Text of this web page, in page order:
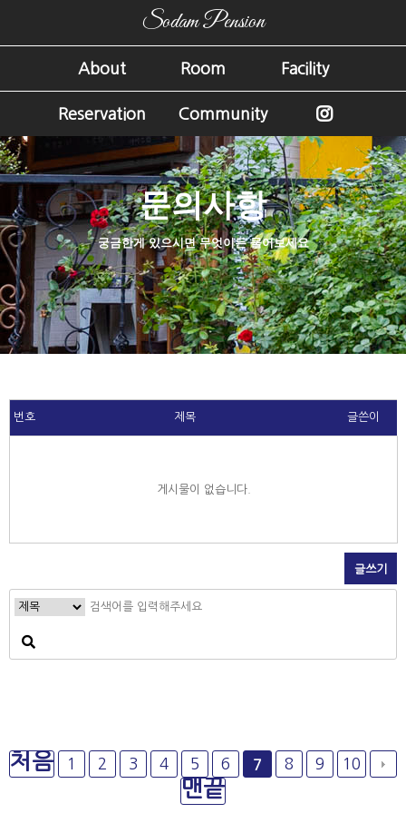
Sodam Pension
About Room Facility
Reservation Community
문의사항
궁금한게 있으시면 무엇이든 물어보세요
번호 제목 글쓴이
게시물이 없습니다.
글쓰기
처음 1 2 3 4 5 6 7 8 9 10
맨끝